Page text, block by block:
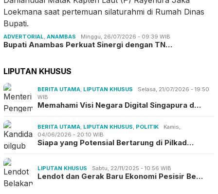
ADVERTORIAL ANAMBAS Minggu, 26/07/2026 - 09:39 WIB
Bupati Anambas Perkuat Sinergi dengan TN…
LIPUTAN KHUSUS
BERITA UTAMA LIPUTAN KHUSUS
Selasa, 21/07/2026 - 19:50
WIB
Memahami Visi Negara Digital Singapura d…
BERITA UTAMA LIPUTAN KHUSUS POLITIK
Kamis,
04/06/2026 - 20:10 WIB
Siapa yang Potensial Bertarung di Pilkad…
LIPUTAN KHUSUS Sabtu, 22/11/2025 - 10:56 WIB
Lendot dan Gerak Baru Ekonomi Pesisir Be…